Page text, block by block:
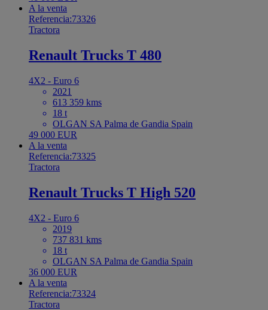
A la venta
Referencia:73326
Tractora
Renault Trucks T 480
4X2 - Euro 6
2021
613 359 kms
18 t
OLGAN SA Palma de Gandia Spain
49 000 EUR
A la venta
Referencia:73325
Tractora
Renault Trucks T High 520
4X2 - Euro 6
2019
737 831 kms
18 t
OLGAN SA Palma de Gandia Spain
36 000 EUR
A la venta
Referencia:73324
Tractora